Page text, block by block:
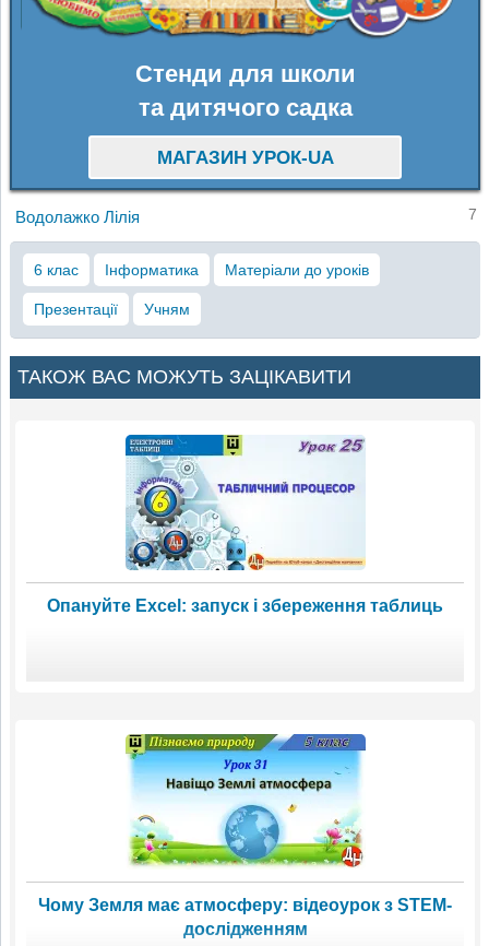
Стенди для школи
та дитячого садка
МАГАЗИН УРОК-UA
Водолажко Лілія 7
6 клас Інформатика Матеріали до уроків
Презентації Учням
ТАКОЖ ВАС МОЖУТЬ ЗАЦІКАВИТИ
Опануйте Excel: запуск і збереження таблиць
Чому Земля має атмосферу: відеоурок з STEM-
дослідженням